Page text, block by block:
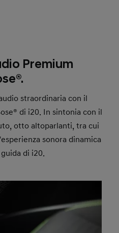
Premium
straordinaria con il
di i20. In sintonia con il
otto altoparlanti, tra cui
sonora dinamica
di i20.